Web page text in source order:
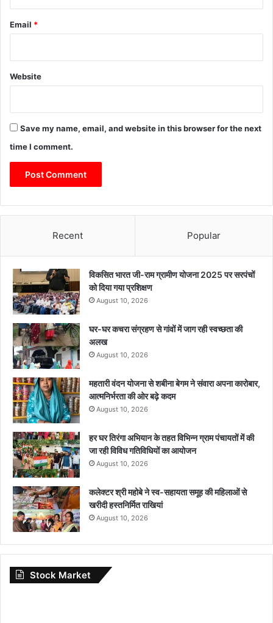
Email *
Website
Save my name, email, and website in this browser for the next
time I comment.
Recent Popular
विकसित भारत जी-राम ग्रामीण योजना 2025 पर सरपंचों
को दिया गया प्रशिक्षण
August 10, 2026
घर-घर कचरा संग्रहण से गांवों में जाग रही स्वच्छता की
अलख
August 10, 2026
महतारी वंदन योजना से शबीना बेगम ने संवारा अपना कारोबार,
आत्मनिर्भरता की ओर बढ़े कदम
August 10, 2026
हर घर तिरंगा अभियान के तहत विभिन्न ग्राम पंचायतों में की
जा रही विविध गतिविधियों का आयोजन
August 10, 2026
कलेक्टर श्री महोबे ने स्व-सहायता समूह की महिलाओं से
खरीदी हस्तनिर्मित राखियां
August 10, 2026
Stock Market